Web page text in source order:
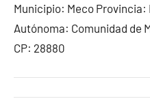
Municipio: Meco Provincia:
Autónoma: Comunidad de
CP: 28880